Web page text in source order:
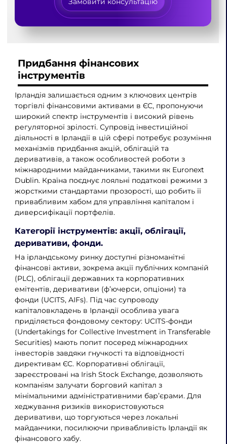
Придбання фінансових
інструментів
Ірландія залишається одним з ключових центрів
торгівлі фінансовими активами в ЄС, пропонуючи
широкий спектр інструментів і високий рівень
регуляторної зрілості. Супровід інвестиційної
діяльності в Ірландії в цій сфері потребує розуміння
механізмів придбання акцій, облігацій та
деривативів, а також особливостей роботи з
міжнародними майданчиками, такими як Euronext
Dublin. Країна поєднує лояльні податкові режими з
жорсткими стандартами прозорості, що робить її
привабливим хабом для управління капіталом і
диверсифікації портфелів.
Категорії інструментів: акції, облігації,
деривативи, фонди.
На ірландському ринку доступні різноманітні
фінансові активи, зокрема акції публічних компаній
(PLC), облігації державних та корпоративних
емітентів, деривативи (ф’ючерси, опціони) та
фонди (UCITS, AIFs). Під час супроводу
капіталовкладень в Ірландії особлива увага
приділяється фондовому сектору: UCITS-фонди
(Undertakings for Collective Investment in Transferable
Securities) мають попит посеред міжнародних
інвесторів завдяки гнучкості та відповідності
директивам ЄС. Корпоративні облігації,
зареєстровані на Irish Stock Exchange, дозволяють
компаніям залучати борговий капітал з
мінімальними адміністративними бар’єрами. Для
хеджування ризиків використовуються
деривативи, що торгуються через локальні
майданчики, посилюючи привабливість Ірландії як
фінансового хабу.